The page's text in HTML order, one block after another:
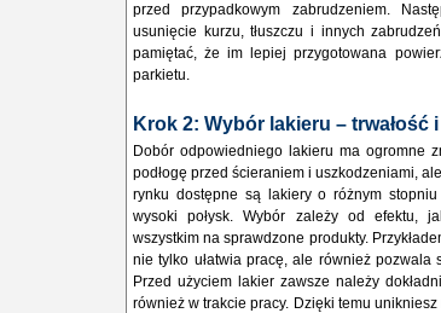
przed przypadkowym zabrudzeniem.
usunięcie kurzu, tłuszczu i innych
pamiętać, że im lepiej przygotowana
parkietu.
Krok 2: Wybór lakieru – trwałość
Dobór odpowiedniego lakieru ma ogromne
podłogę przed ścieraniem i uszkodzeniami,
rynku dostępne są lakiery o różnym
wysoki połysk. Wybór zależy od efektu,
wszystkim na sprawdzone produkty.
nie tylko ułatwia pracę, ale również
Przed użyciem lakier zawsze należy
również w trakcie pracy. Dzięki temu